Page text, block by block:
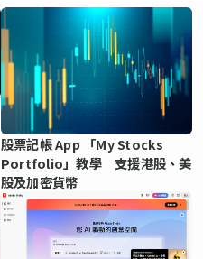
股票記帳 App 「My Stocks
Portfolio」教學 支援港股、美
股及加密貨幣